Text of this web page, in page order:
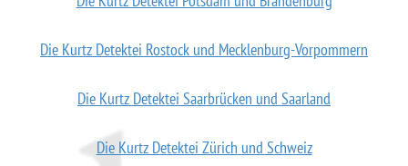
Die Kurtz Detektei Rostock und Mecklenburg-Vorpommern
Die Kurtz Detektei Saarbrücken und Saarland
Die Kurtz Detektei Zürich und Schweiz